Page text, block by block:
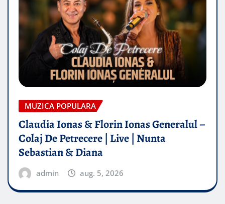
MUZICA POPULARA
Claudia Ionas & Florin Ionas Generalul –
Colaj De Petrecere | Live | Nunta
Sebastian & Diana
admin aug. 5, 2026